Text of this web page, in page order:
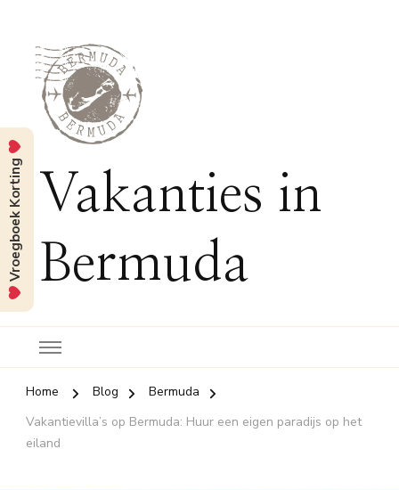
Vakanties in
Bermuda
Home Blog
Bermuda
Vakantievilla’s op Bermuda: Huur een eigen paradijs op het
eiland
Vroegboek Korting